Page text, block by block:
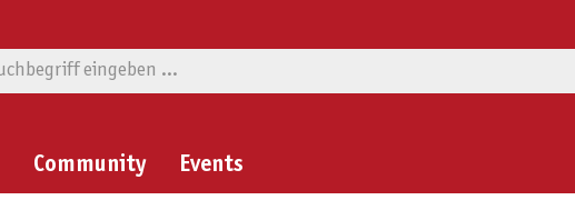
Community Events